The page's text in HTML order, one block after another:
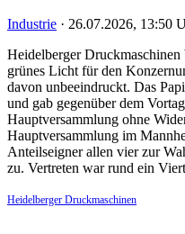
Industrie · 26.07.2026, 13:50
Heidelberger
grünes Licht für den
davon unbeeindruckt. Das
und gab gegenüber dem
Hauptversammlung ohne
Hauptversammlung im
Anteilseigner allen vier zur
zu. Vertreten war rund ein
Heidelberger Druckmaschinen